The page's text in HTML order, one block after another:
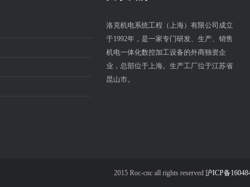
洛克机电系统工程（上海）有限公司成立
于1992年，是一家专门研发、生产、销售
机电一体化数控加工设备的外商独资企
业，总部位于上海。生产工厂位于江苏省
昆山市。
2015 Roc-cnc all rights reserved 沪ICP备